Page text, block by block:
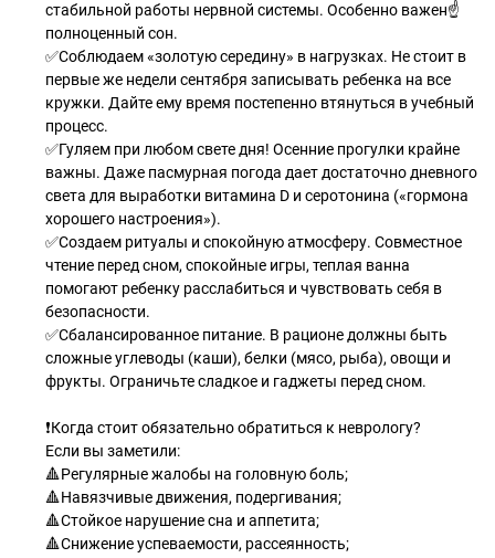
стабильной работы нервной системы. Особенно важен☝
полноценный сон.
✅Соблюдаем «золотую середину» в нагрузках. Не стоит в
первые же недели сентября записывать ребенка на все
кружки. Дайте ему время постепенно втянуться в учебный
процесс.
✅Гуляем при любом свете дня! Осенние прогулки крайне
важны. Даже пасмурная погода дает достаточно дневного
света для выработки витамина D и серотонина («гормона
хорошего настроения»).
✅Создаем ритуалы и спокойную атмосферу. Совместное
чтение перед сном, спокойные игры, теплая ванна
помогают ребенку расслабиться и чувствовать себя в
безопасности.
✅Сбалансированное питание. В рационе должны быть
сложные углеводы (каши), белки (мясо, рыба), овощи и
фрукты. Ограничьте сладкое и гаджеты перед сном.
❗️Когда стоит обязательно обратиться к неврологу?
Если вы заметили:
🔺Регулярные жалобы на головную боль;
🔺Навязчивые движения, подергивания;
🔺Стойкое нарушение сна и аппетита;
🔺Снижение успеваемости, рассеянность;